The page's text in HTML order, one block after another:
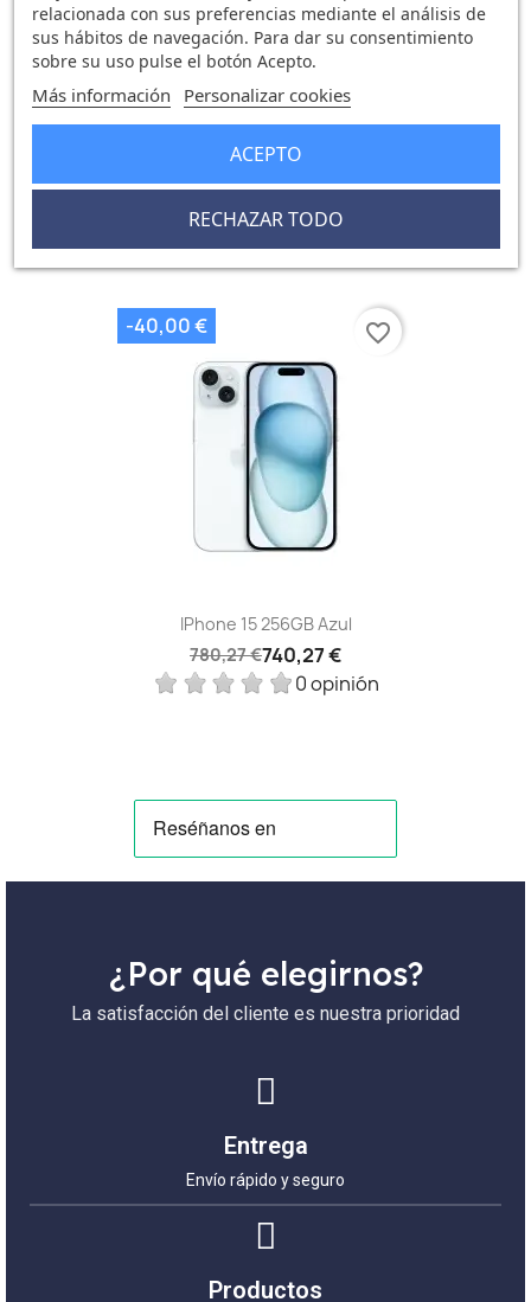
IPhone 15 256GB Negro
780,27 €740,27 €
0 opinión
IPhone 15 256GB Azul
780,27 €740,27 €
0 opinión
-40,00 € favorite_border
¿Por qué elegirnos?
La satisfacción del cliente es nuestra prioridad
Entrega
Envío rápido y seguro
Productos
relacionada con sus preferencias mediante el análisis de
sus hábitos de navegación. Para dar su consentimiento
sobre su uso pulse el botón Acepto.
Más información Personalizar cookies
RECHAZAR TODO
ACEPTO